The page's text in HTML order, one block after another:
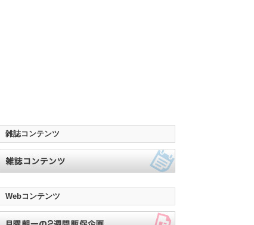
雑誌コンテンツ
Webコンテンツ